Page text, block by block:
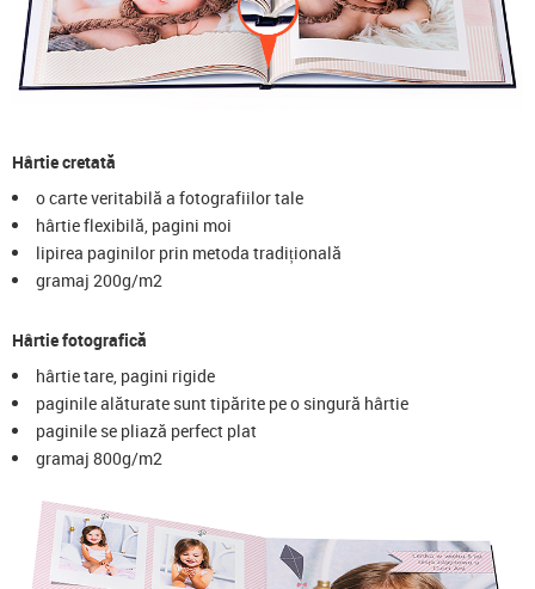
Hârtie cretată
o carte veritabilă a fotografiilor tale
hârtie flexibilă, pagini moi
lipirea paginilor prin metoda tradițională
gramaj 200g/m2
Hârtie fotografică
hârtie tare, pagini rigide
paginile alăturate sunt tipărite pe o singură hârtie
paginile se pliază perfect plat
gramaj 800g/m2